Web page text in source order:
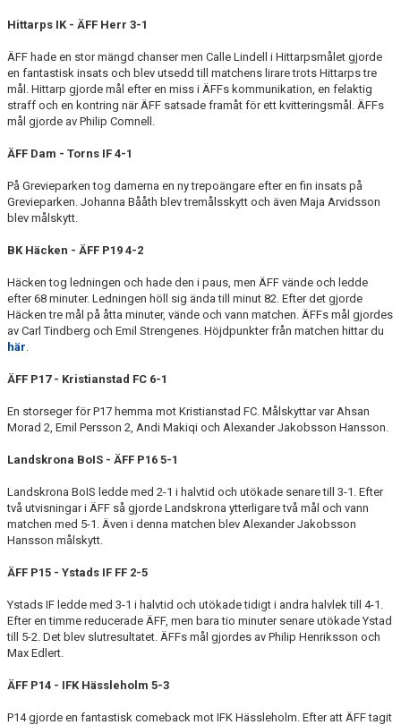
Hittarps IK - ÄFF Herr 3-1
ÄFF hade en stor mängd chanser men Calle Lindell i Hittarpsmålet gjorde
en fantastisk insats och blev utsedd till matchens lirare trots Hittarps tre
mål. Hittarp gjorde mål efter en miss i ÄFFs kommunikation, en felaktig
straff och en kontring när ÄFF satsade framåt för ett kvitteringsmål. ÄFFs
mål gjorde av Philip Comnell.
ÄFF Dam - Torns IF 4-1
På Grevieparken tog damerna en ny trepoängare efter en fin insats på
Grevieparken. Johanna Bååth blev tremålsskytt och även Maja Arvidsson
blev målskytt.
BK Häcken - ÄFF P19 4-2
Häcken tog ledningen och hade den i paus, men ÄFF vände och ledde
efter 68 minuter. Ledningen höll sig ända till minut 82. Efter det gjorde
Häcken tre mål på åtta minuter, vände och vann matchen. ÄFFs mål gjordes
av Carl Tindberg och Emil Strengenes. Höjdpunkter från matchen hittar du
här
ÄFF P17 - Kristianstad FC 6-1
En storseger för P17 hemma mot Kristianstad FC. Målskyttar var Ahsan
Morad 2, Emil Persson 2, Andi Makiqi och Alexander Jakobsson Hansson.
Landskrona BoIS - ÄFF P16 5-1
Landskrona BoIS ledde med 2-1 i halvtid och utökade senare till 3-1. Efter
två utvisningar i ÄFF så gjorde Landskrona ytterligare två mål och vann
matchen med 5-1. Även i denna matchen blev Alexander Jakobsson
Hansson målskytt.
ÄFF P15 - Ystads IF FF 2-5
Ystads IF ledde med 3-1 i halvtid och utökade tidigt i andra halvlek till 4-1.
Efter en timme reducerade ÄFF, men bara tio minuter senare utökade Ystad
till 5-2. Det blev slutresultatet. ÄFFs mål gjordes av Philip Henriksson och
Max Edlert.
ÄFF P14 - IFK Hässleholm 5-3
P14 gjorde en fantastisk comeback mot IFK Hässleholm. Efter att ÄFF tagit